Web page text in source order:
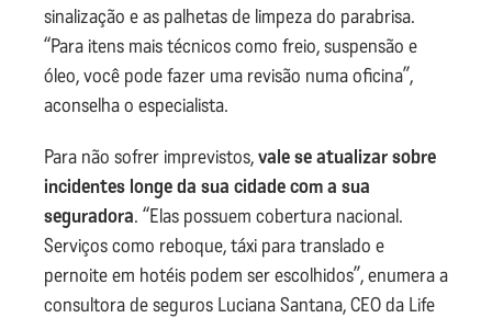
sinalização e as palhetas de limpeza do parabrisa.
“Para itens mais técnicos como freio, suspensão e
óleo, você pode fazer uma revisão numa oficina”,
aconselha o especialista.
Para não sofrer imprevistos,vale se atualizar sobre
incidentes longe da sua cidade com a sua
seguradora. “Elas possuem cobertura nacional.
Serviços como reboque, táxi para translado e
pernoite em hotéis podem ser escolhidos”, enumera a
consultora de seguros Luciana Santana, CEO da Life